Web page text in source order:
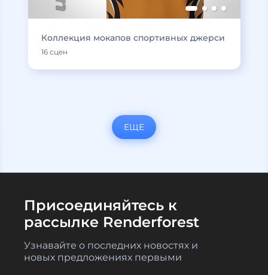
Коллекция мокапов спортивных джерси
16 сцен
ЕЩЕ
Присоединяйтесь к
рассылке Renderforest
Узнавайте о последних новостях и
новых предложениях первыми